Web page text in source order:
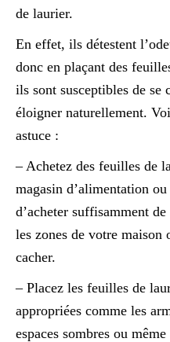
de laurier.
En effet, ils détestent
donc en plaçant des
ils sont susceptibles de se
éloigner naturellement.
astuce :
– Achetez des feuilles de
magasin d’alimentation
d’acheter suffisamment
les zones de votre maison
cacher.
– Placez les feuilles de
appropriées comme les
espaces sombres ou